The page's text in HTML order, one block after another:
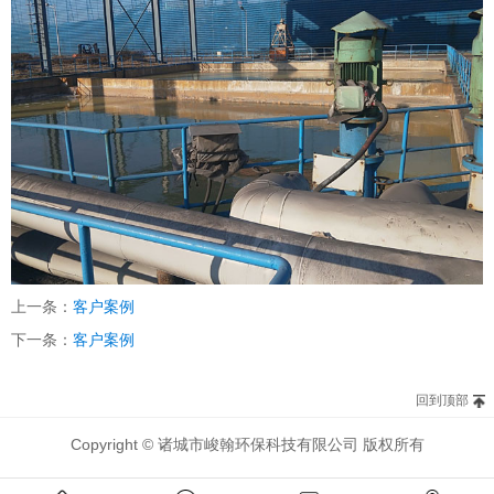
上一条： 客户案例
下一条： 客户案例
回到顶部
Copyright © 诸城市峻翰环保科技有限公司 版权所有